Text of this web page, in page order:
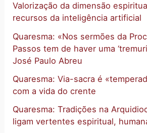
Valorização da dimensão
recursos da inteligência artificial
Quaresma: «Nos sermões da
Passos tem de haver uma
José Paulo Abreu
Quaresma: Via-sacra é
com a vida do crente
Quaresma: Tradições na
ligam vertentes espiritual,